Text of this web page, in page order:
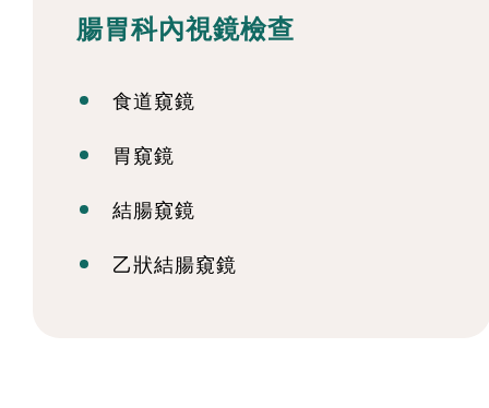
腸胃科內視鏡檢查
食道窺鏡
胃窺鏡
結腸窺鏡
乙狀結腸窺鏡